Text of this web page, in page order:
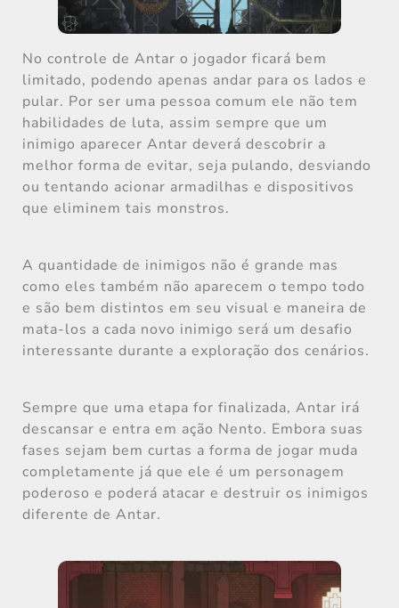
No controle de Antar o jogador ficará bem
limitado, podendo apenas andar para os lados e
pular. Por ser uma pessoa comum ele não tem
habilidades de luta, assim sempre que um
inimigo aparecer Antar deverá descobrir a
melhor forma de evitar, seja pulando, desviando
ou tentando acionar armadilhas e dispositivos
que eliminem tais monstros.
A quantidade de inimigos não é grande mas
como eles também não aparecem o tempo todo
e são bem distintos em seu visual e maneira de
mata-los a cada novo inimigo será um desafio
interessante durante a exploração dos cenários.
Sempre que uma etapa for finalizada, Antar irá
descansar e entra em ação Nento. Embora suas
fases sejam bem curtas a forma de jogar muda
completamente já que ele é um personagem
poderoso e poderá atacar e destruir os inimigos
diferente de Antar.